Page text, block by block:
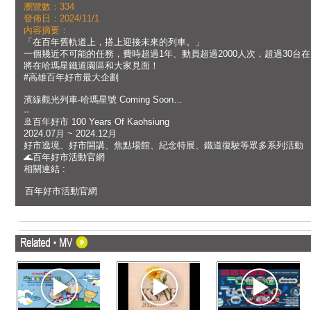
瀏覽數：334
發佈日：2024/11/1
內容摘要：
「在百年舊軌道上，搭上迎接未來的列車。」
一個幾近不可能的任務，費時超過1年、動員超過2000人次，超過30台
將在哈瑪星鐵道園區和大家見面！
#高雄百年好市最大企劃
濱線觀光列車-哈瑪星號 Coming Soon…
--
🚢百年好市 100 Years Of Kaohsiung
2024.07月 ~ 2024.12月
好市遶境、好市開講、焦點場館、紀念特展、鐵道復駛等眾多系列活動
🌊百年好市活動官網
相關連結 :
百年好市活動官網